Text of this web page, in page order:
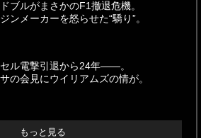
ブルがまさかのF1撤退危機。
ンメーカーを怒らせた“驕り”。
ル電撃引退から24年――。
の会見にウイリアムズの情が。
もっと見る